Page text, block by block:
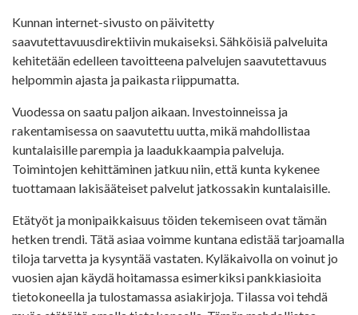
Kunnan internet-sivusto on päivitetty
saavutettavuusdirektiivin mukaiseksi. Sähköisiä palveluita
kehitetään edelleen tavoitteena palvelujen saavutettavuus
helpommin ajasta ja paikasta riippumatta.
Vuodessa on saatu paljon aikaan. Investoinneissa ja
rakentamisessa on saavutettu uutta, mikä mahdollistaa
kuntalaisille parempia ja laadukkaampia palveluja.
Toimintojen kehittäminen jatkuu niin, että kunta kykenee
tuottamaan lakisääteiset palvelut jatkossakin kuntalaisille.
Etätyöt ja monipaikkaisuus töiden tekemiseen ovat tämän
hetken trendi. Tätä asiaa voimme kuntana edistää tarjoamalla
tiloja tarvetta ja kysyntää vastaten. Kyläkaivolla on voinut jo
vuosien ajan käydä hoitamassa esimerkiksi pankkiasioita
tietokoneella ja tulostamassa asiakirjoja. Tilassa voi tehdä